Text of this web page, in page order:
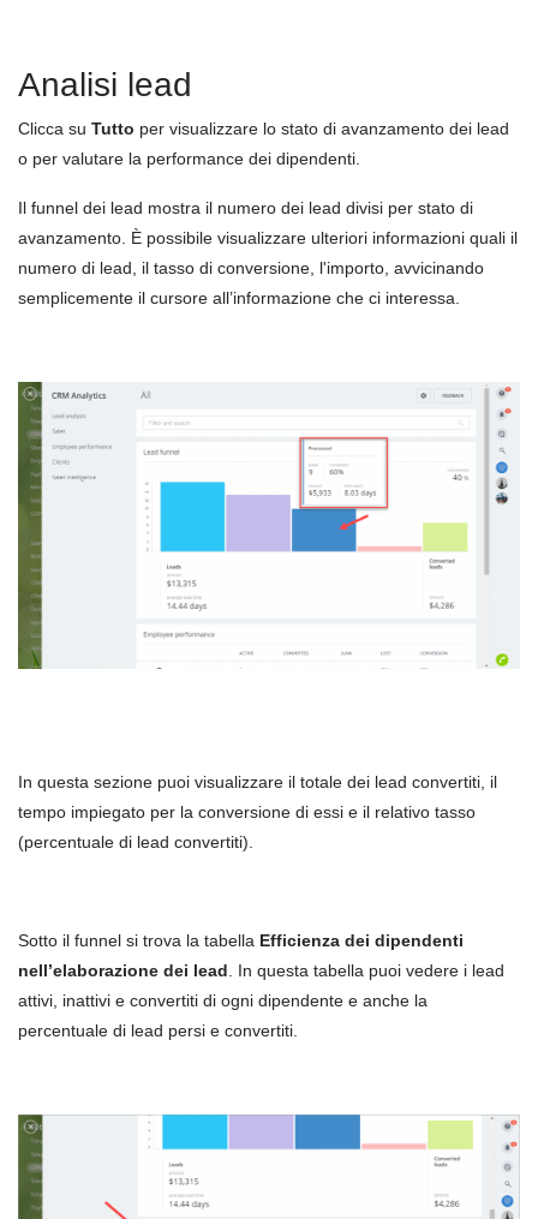
Analisi lead
Clicca su Tutto per visualizzare lo stato di avanzamento dei lead
o per valutare la performance dei dipendenti.
Il funnel dei lead mostra il numero dei lead divisi per stato di
avanzamento. È possibile visualizzare ulteriori informazioni quali il
numero di lead, il tasso di conversione, l'importo, avvicinando
semplicemente il cursore all’informazione che ci interessa.
In questa sezione puoi visualizzare il totale dei lead convertiti, il
tempo impiegato per la conversione di essi e il relativo tasso
(percentuale di lead convertiti).
Sotto il funnel si trova la tabella Efficienza dei dipendenti
nell’elaborazione dei lead . In questa tabella puoi vedere i lead
attivi, inattivi e convertiti di ogni dipendente e anche la
percentuale di lead persi e convertiti.